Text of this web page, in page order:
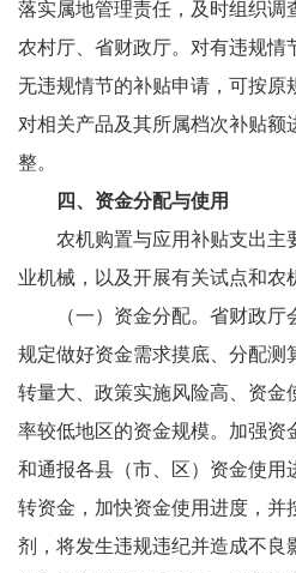
落实属地管理责任，及时组织调
农村厅、省财政厅。对有违规情
无违规情节的补贴申请，可按原
对相关产品及其所属档次补贴额
整。
四、资金分配与使用
农机购置与应用补贴支出主
业机械，以及开展有关试点和农
（一）资金分配。省财政
规定做好资金需求摸底、分配测
转量大、政策实施风险高、资金
率较低地区的资金规模。加强资
和通报各县（市、区）资金使用
转资金，加快资金使用进度，并
剂，将发生违规违纪并造成不良